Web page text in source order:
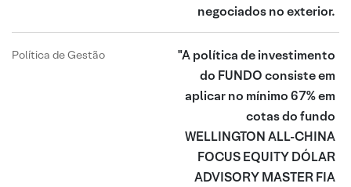
negociados no exterior.
Política de Gestão
"A política de investimento
do FUNDO consiste em
aplicar no mínimo 67% em
cotas do fundo
WELLINGTON ALL-CHINA
FOCUS EQUITY DÓLAR
ADVISORY MASTER FIA